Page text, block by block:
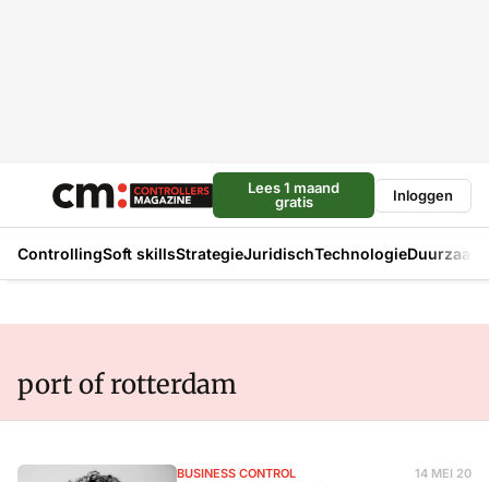
Lees 1 maand
gratis
Inloggen
ControllingSoft skillsStrategieJuridischTechnologie
port of rotterdam
BUSINESS CONTROL 14 MEI 20